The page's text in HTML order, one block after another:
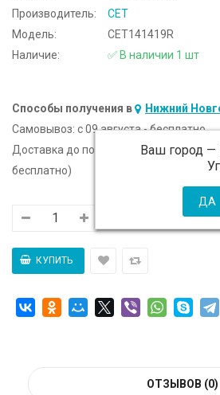
Производитель:
CET
Модель:
CET141419R
Наличие:
✅ В наличии 1 шт
Способы получения в Нижний
Ваш город —
Самовывоз: c 09 августа - бесплатно
Доставка до подъезда:
c 09 августа -
бесплатно)
ОТЗЫВОВ (0)